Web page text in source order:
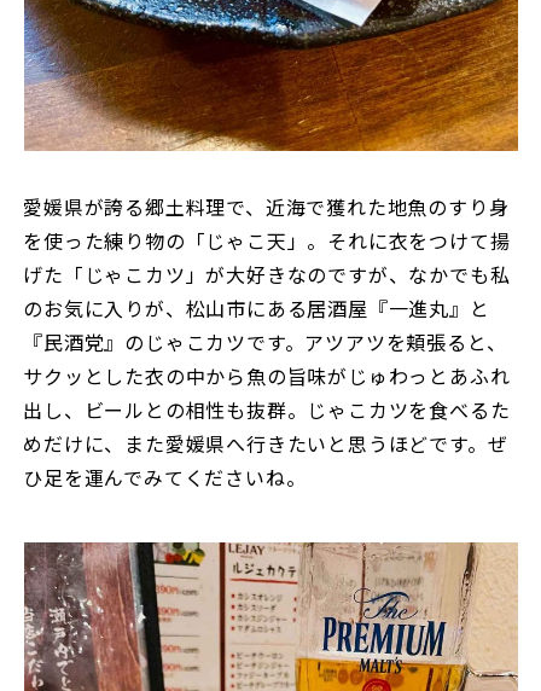
愛媛県が誇る郷土料理で、近海で獲れた地魚のすり身
を使った練り物の「じゃこ天」。それに衣をつけて揚
げた「じゃこカツ」が大好きなのですが、なかでも私
のお気に入りが、松山市にある居酒屋『一進丸』と
『民酒党』のじゃこカツです。アツアツを頬張ると、
サクッとした衣の中から魚の旨味がじゅわっとあふれ
出し、ビールとの相性も抜群。じゃこカツを食べるた
めだけに、また愛媛県へ行きたいと思うほどです。ぜ
ひ足を運んでみてくださいね。